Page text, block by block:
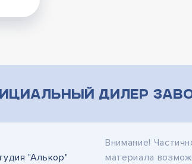
дилер
"Алькор"
Внимание!
материала